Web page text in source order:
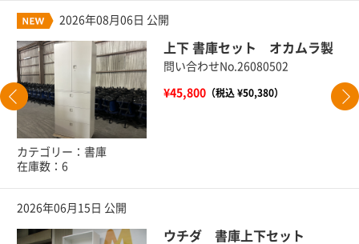
2026年08月06日 公開
上下 書庫セット オカムラ製
問い合わせNo.26080502
¥45,800（税込 ¥50,380）
カテゴリー：書庫
在庫数：6
2026年06月15日 公開
ウチダ 書庫上下セット